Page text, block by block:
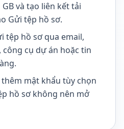
và tạo liên kết tải
Gửi tệp hồ sơ.
tệp hồ sơ qua email,
cụ dự án hoặc tin
mật khẩu tùy chọn
hồ sơ không nên mở